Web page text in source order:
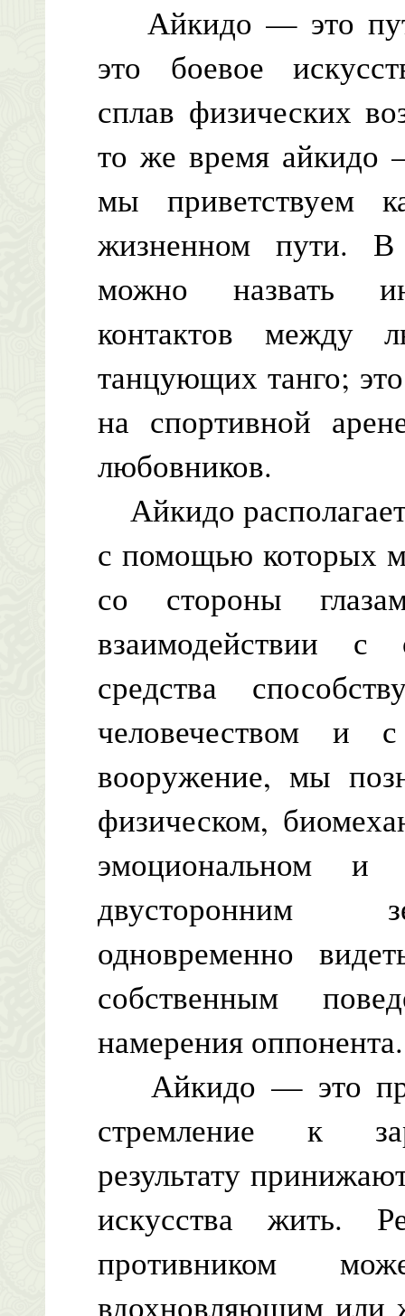
Айкидо — это
это боевое
сплав физических
то же время айкидо
мы приветствуем
жизненном пути. В
можно назвать
контактов
танцующих танго;
на спортивной
любовников.
Айкидо
с помощью которых
со стороны
взаимодействии
средства
человечеством и
вооружение, мы
физическом,
эмоциональном
двусторонним
одновременно
собственным
намерения оппонента.
Айкидо — это
стремление к
результату
искусства жить.
противником
вдохновляющим или